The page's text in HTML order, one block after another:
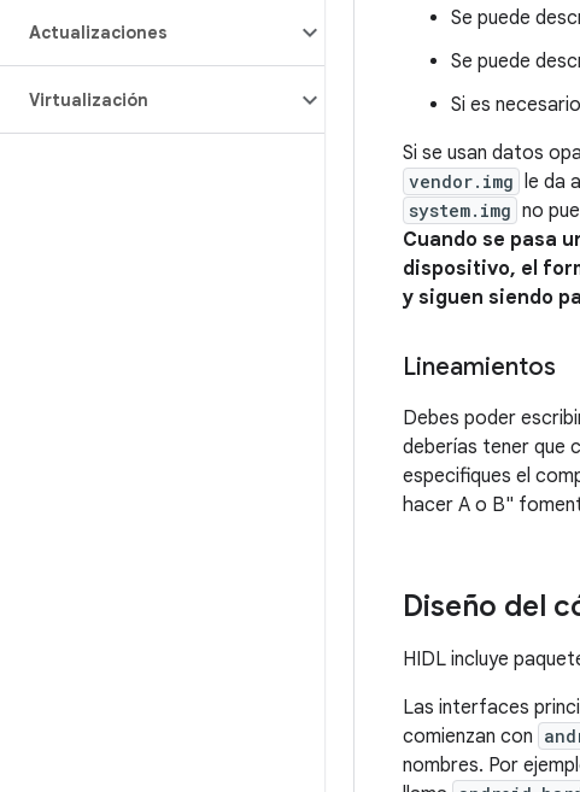
Actualizaciones
Virtualización
Se puede
Se puede
Si es
Si se usan datos
vendor.img le da
system.img no
Cuando se pasa
dispositivo, el
y siguen siendo
Lineamientos
Debes poder
deberías tener que
especifiques el
hacer A o B"
Diseño del
HIDL incluye
Las interfaces
comienzan con
nombres. Por